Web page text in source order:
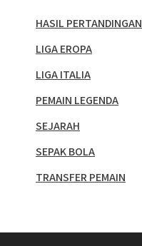
HASIL PERTANDINGAN
LIGA EROPA
LIGA ITALIA
PEMAIN LEGENDA
SEJARAH
SEPAK BOLA
TRANSFER PEMAIN